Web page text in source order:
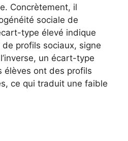
Concrètement, il
sociale de
type élevé indique
profils sociaux, signe
un écart-type
élèves ont des profils
ce qui traduit une faible